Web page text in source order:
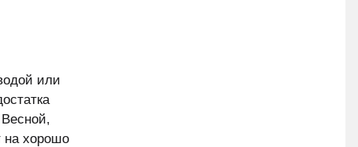
или
на хорошо